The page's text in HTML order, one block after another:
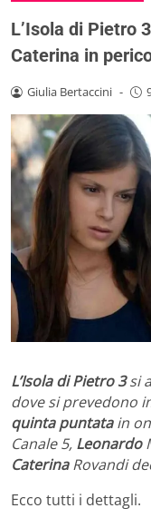
L’Isola di Pietro
Caterina in
Giulia Bertaccini -
L’Isola di Pietro 3si
dove si prevedono
quinta puntatain
Canale 5, Leonardo
CaterinaRovandi
Ecco tutti i dettagli.